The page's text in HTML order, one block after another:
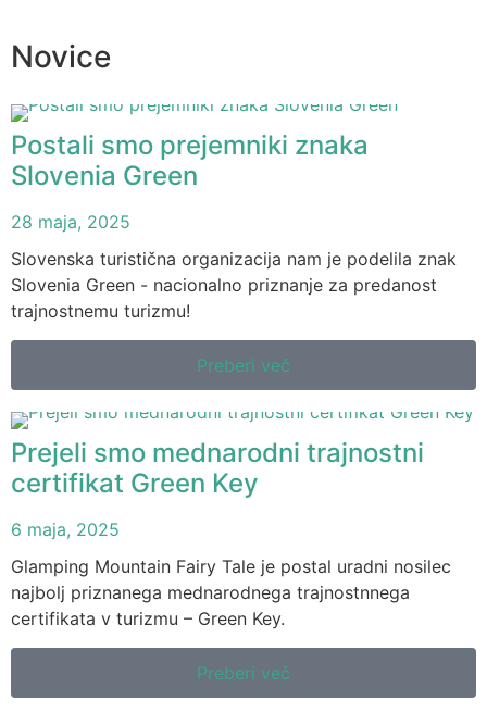
Novice
Postali smo prejemniki znaka
Slovenia Green
28 maja, 2025
Slovenska turistična organizacija nam je podelila znak
Slovenia Green - nacionalno priznanje za predanost
trajnostnemu turizmu!
Preberi več
Prejeli smo mednarodni trajnostni
certifikat Green Key
6 maja, 2025
Glamping Mountain Fairy Tale je postal uradni nosilec
najbolj priznanega mednarodnega trajnostnnega
certifikata v turizmu – Green Key.
Preberi več